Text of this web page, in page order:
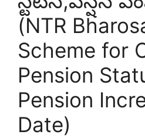
(NTR
Scheme for
Pension
Pension
Date)